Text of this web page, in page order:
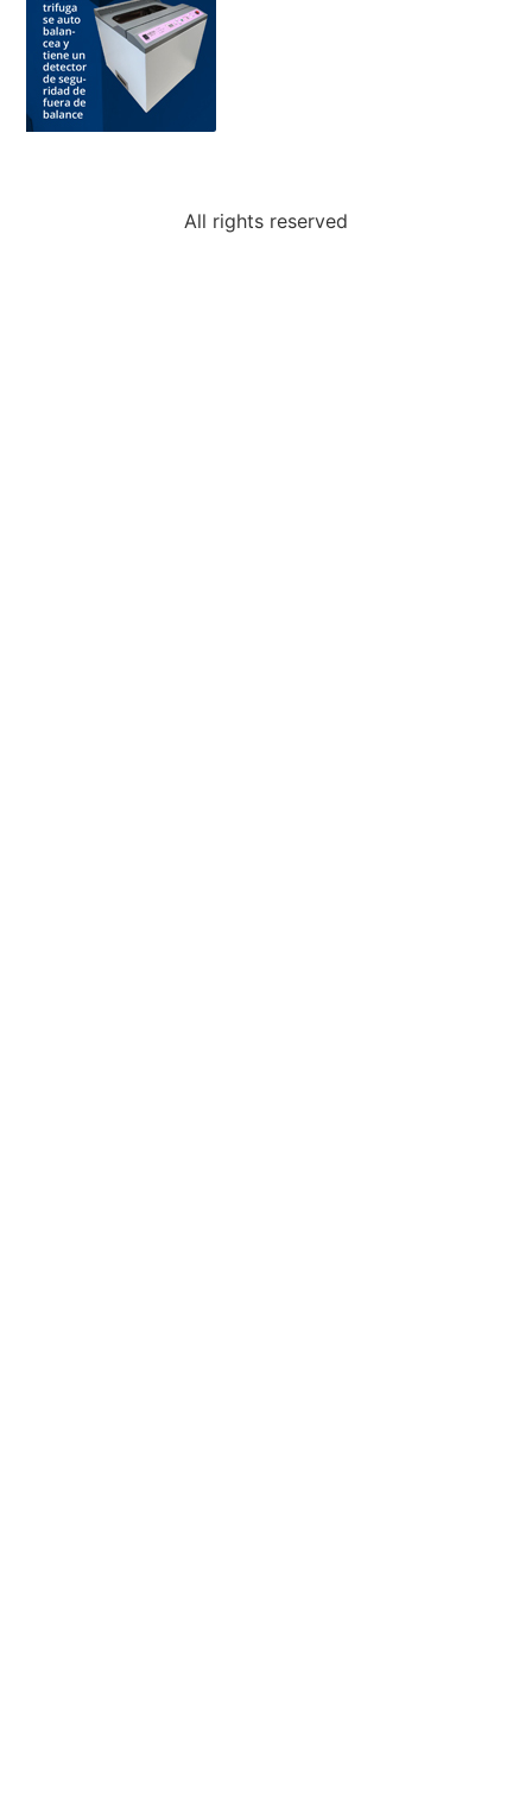
All rights reserved